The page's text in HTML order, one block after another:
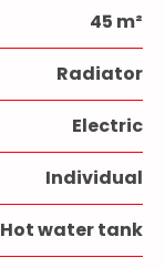
45 m²
Radiator
Electric
Individual
Hot water tank